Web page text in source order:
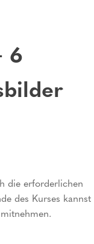
6
die erforderlichen
des Kurses kannst